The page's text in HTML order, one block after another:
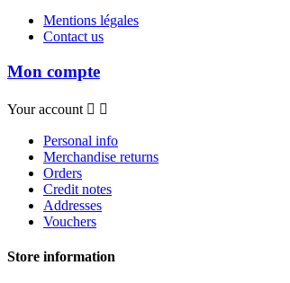
Mentions légales
Contact us
Mon compte
Your account  
Personal info
Merchandise returns
Orders
Credit notes
Addresses
Vouchers
Store information